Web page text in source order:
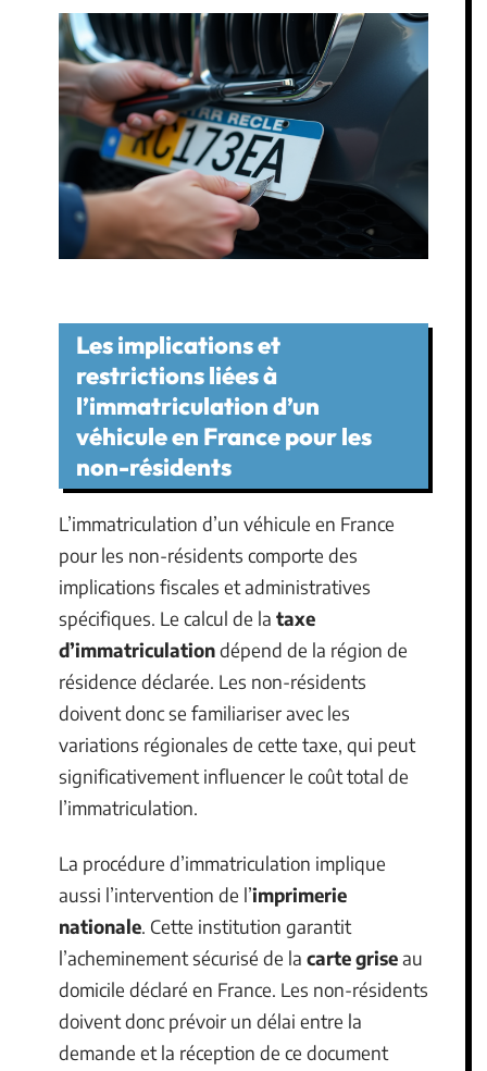
Les implications et
restrictions liées à
l’immatriculation d’un
véhicule en France pour les
non-résidents
L’immatriculation d’un véhicule en France
pour les non-résidents comporte des
implications fiscales et administratives
spécifiques. Le calcul de la taxe
d’immatriculationdépend de la région de
résidence déclarée. Les non-résidents
doivent donc se familiariser avec les
variations régionales de cette taxe, qui peut
significativement influencer le coût total de
l’immatriculation.
La procédure d’immatriculation implique
aussi l’intervention de l’imprimerie
nationale. Cette institution garantit
l’acheminement sécurisé de la carte griseau
domicile déclaré en France. Les non-résidents
doivent donc prévoir un délai entre la
demande et la réception de ce document